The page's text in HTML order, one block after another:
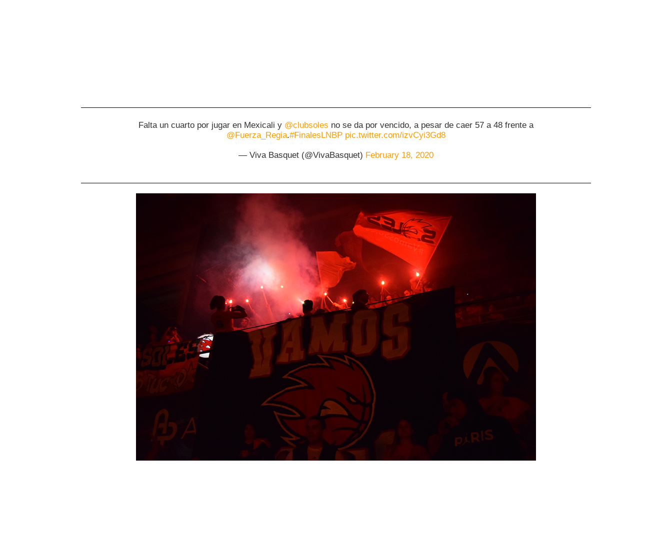
Falta un cuarto por jugar en Mexicali y @clubsoles no se da por vencido, a pesar de caer 57 a 48 frente a
@Fuerza_Regia.#FinalesLNBP pic.twitter.com/izvCyi3Gd8
— Viva Basquet (@VivaBasquet) February 18, 2020